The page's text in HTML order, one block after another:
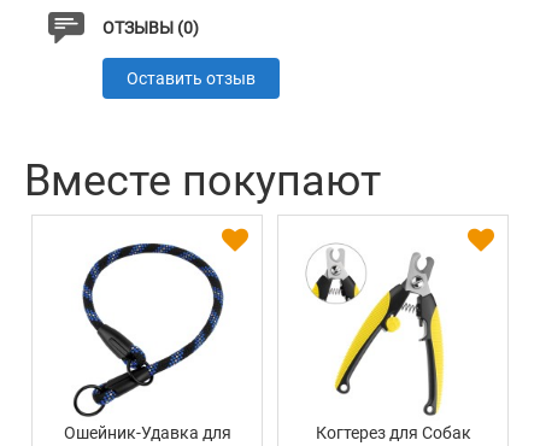
ОТЗЫВЫ (0)
Оставить отзыв
Характеристики
Цвет Черно-Голубой
Вместе покупают
Ошейник-Удавка для
Когтерез для Собак